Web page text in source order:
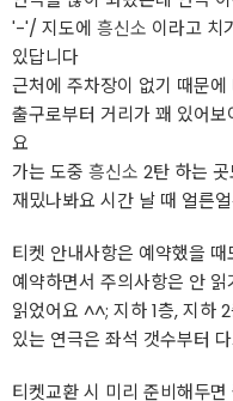
'-'/ 지도에 흥신소 이라고 치
있답니다
근처에 주차장이 없기 때문
출구로부터 거리가 꽤 있어
요
가는 도중 흥신소 2탄 하는
재밌나봐요 시간 날 때 얼른
티켓 안내사항은 예약했을
예약하면서 주의사항은 안
읽었어요 ^^; 지하 1층, 지하
있는 연극은 좌석 갯수부터
티켓교환 시 미리 준비해두